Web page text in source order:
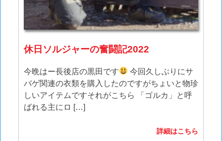
休日ソルジャーの奮闘記2022
今晩はー長後店の黒田です
今回久しぶりにサ
バゲ関連の衣類を購入したのですがちょいと物珍
しいアイテムですそれがこちら 「ゴルカ」と呼
ばれる主にロ […]
詳細はこちら